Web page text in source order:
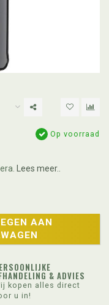
Op voorraad
Lees meer..
AAN
& ADVIES
kopen alles direct
u in!